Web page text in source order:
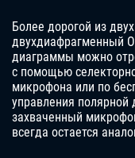
Более дорогой из
двухдиафрагменный
диаграммы можно
с помощью
микрофона или по
управления
захваченный
всегда остается